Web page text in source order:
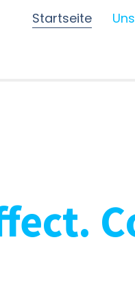
Startseite